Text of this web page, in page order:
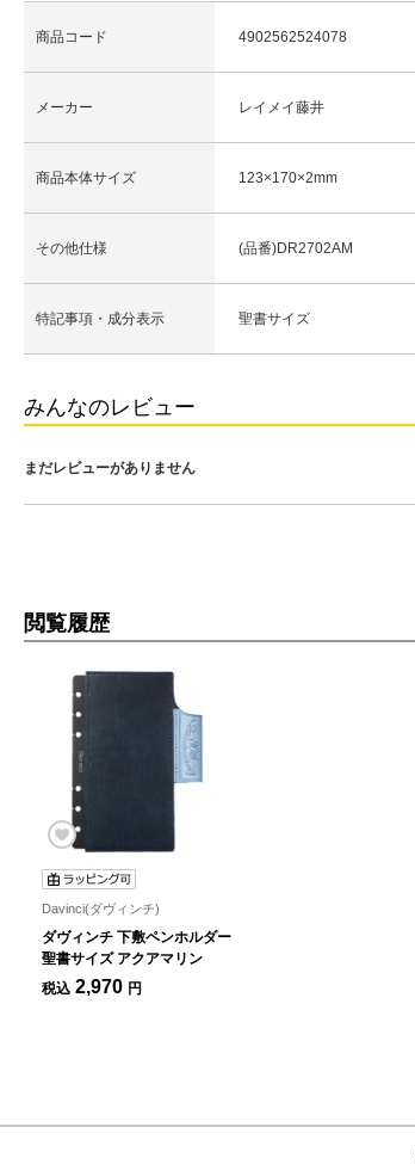
商品コード 4902562524078
メーカー レイメイ藤井
商品本体サイズ 123×170×2mm
その他仕様 (品番)DR2702AM
特記事項・成分表示 聖書サイズ
みんなのレビュー
まだレビューがありません
閲覧履歴
Davinci(ダヴィンチ)
ダヴィンチ 下敷ペンホルダー
聖書サイズ アクアマリン
税込 2,970 円